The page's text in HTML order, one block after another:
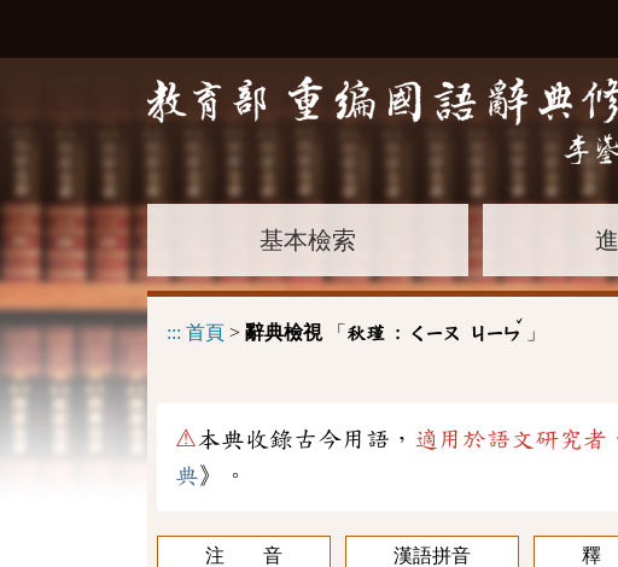
基本檢索
::: 首頁 > 辭典檢視「 秋瑾 : ㄑㄧㄡ ㄐㄧㄣ
ˇ
」
⚠本典收錄古今用語， 適用於語文研究者
典》。
注 音 漢語拼音